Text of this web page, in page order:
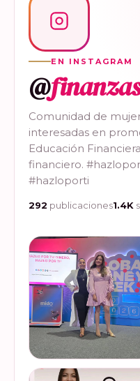
EN INSTAGRAM
@
Comunidad de
interesadas en
Educación
financiero.
#hazloporti
292 publicaciones1.4K
Felices de haber sido